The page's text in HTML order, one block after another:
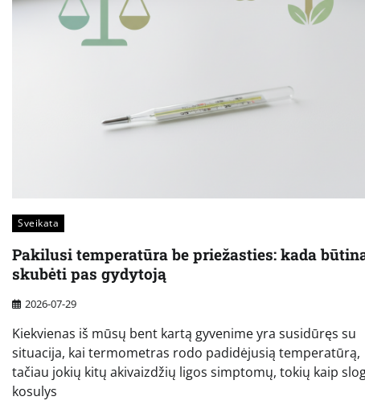
Sveikata
Pakilusi temperatūra be priežasties: kada
skubėti pas gydytoją
2026-07-29
Kiekvienas iš mūsų bent kartą gyvenime yra susidūręs su
situacija, kai termometras rodo padidėjusią temperatūrą,
tačiau jokių kitų akivaizdžių ligos simptomų, tokių kaip
kosulys